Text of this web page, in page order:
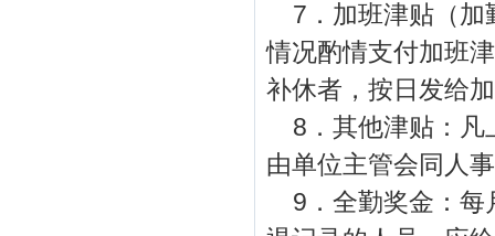
7 ．加班津贴（
情况酌情支付加班
补休者，按日发给
8 ．其他津贴：
由单位主管会同人
9 ．全勤奖金：